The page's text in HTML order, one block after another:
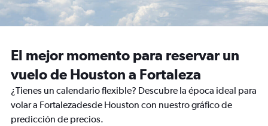
El mejor momento para reservar un
vuelo de Houston a Fortaleza
¿Tienes un calendario flexible? Descubre la época ideal para
volar a Fortalezadesde Houston con nuestro gráfico de
predicción de precios.